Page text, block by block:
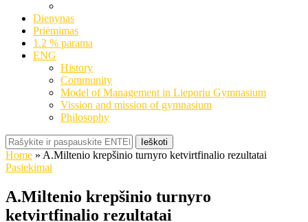
Dienynas
Priėmimas
1.2 % parama
ENG
History
Community
Model of Management in Lieporiu Gymnasium
Vission and mission of gymnasium
Philosophy
Ieškoti
Home » A.Miltenio krepšinio turnyro ketvirtfinalio rezultatai
Pasiekimai
A.Miltenio krepšinio turnyro
ketvirtfinalio rezultatai